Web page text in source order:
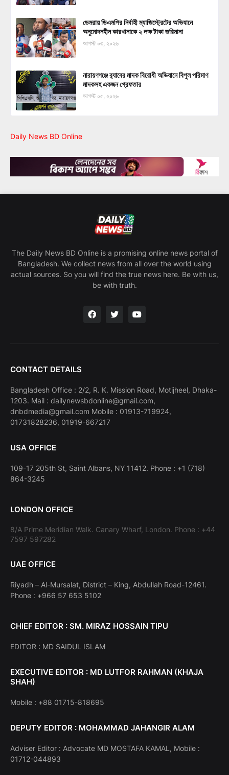
ডেমরায় ডিএমপির নির্বাহী ম্যাজিস্ট্রেটের অভিযানে
অনুমোদনহীন কারখানাকে ২ লক্ষ টাকা জরিমানা
আগস্ট ০৩, ২০২৬
নারায়ণগঞ্জে র‍্যাবের মাদক বিরোধী অভিযানে বিপুল পরিমাণ
মাদকসহ একজন গ্রেফতার
আগস্ট ০৫, ২০২৬
Daily News BD Online
The Daily News BD Online is a promising online news portal of
Bangladesh. We collect news from all over the world using
actual sources. So you will find the true news here. Be with us,
be with truth.
CONTACT DETAILS
Bangladesh Office : 2/2, R. K. Mission Road, Motijheel, Dhaka-
1203. Mail : dailynewsbdonline@gmail.com,
dnbdmedia@gmail.com Mobile : 01913-719924,
01731828236, 01919-667217
USA OFFICE
109-17 205th St, Saint Albans, NY 11412. Phone : +1 (718)
864-3245
LONDON OFFICE
8/A Prime Meridian Walk. Canary Wharf, London. Phone : +44
7597 597282
UAE OFFICE
Riyadh – Al-Mursalat, District – King, Abdullah Road-12461.
Phone : +966 57 653 5102
CHIEF EDITOR : SM. MIRAZ HOSSAIN TIPU
EDITOR : MD SAIDUL ISLAM
EXECUTIVE EDITOR : MD LUTFOR RAHMAN (KHAJA
SHAH)
Mobile : +88 01715-818695
DEPUTY EDITOR : MOHAMMAD JAHANGIR ALAM
Adviser Editor : Advocate MD MOSTAFA KAMAL, Mobile :
01712-044893